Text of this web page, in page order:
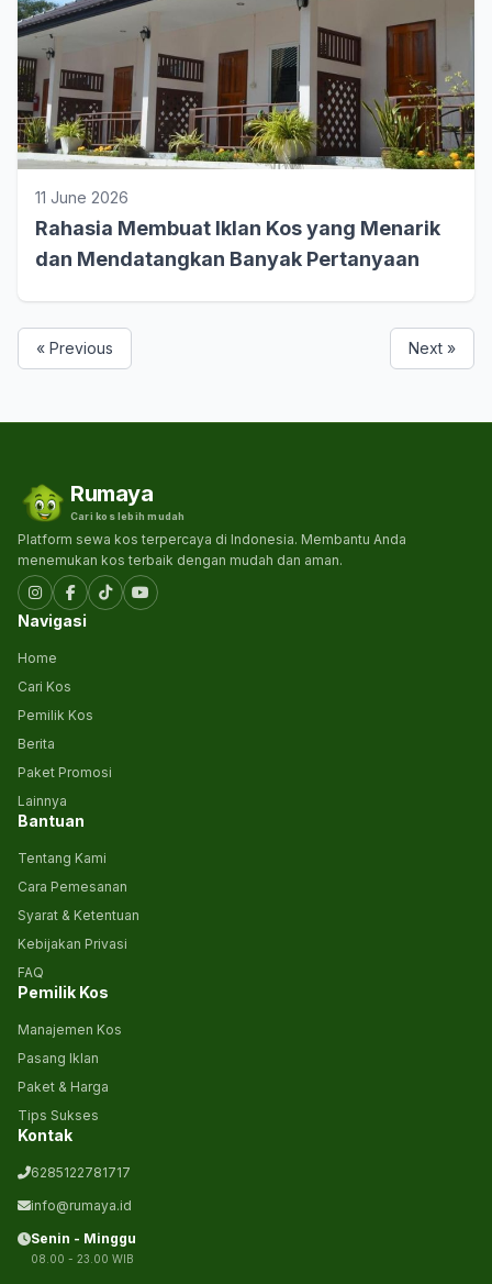
11 June 2026
Rahasia Membuat Iklan Kos yang Menarik
dan Mendatangkan Banyak Pertanyaan
« Previous Next »
Rumaya
Cari kos lebih mudah
Platform sewa kos terpercaya di Indonesia. Membantu Anda
menemukan kos terbaik dengan mudah dan aman.
Navigasi
Home
Cari Kos
Pemilik Kos
Berita
Paket Promosi
Lainnya
Bantuan
Tentang Kami
Cara Pemesanan
Syarat & Ketentuan
Kebijakan Privasi
FAQ
Pemilik Kos
Manajemen Kos
Pasang Iklan
Paket & Harga
Tips Sukses
Kontak
6285122781717
info@rumaya.id
Senin - Minggu
08.00 - 23.00 WIB